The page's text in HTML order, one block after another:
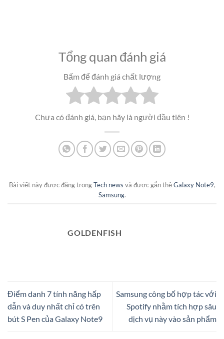
Tổng quan đánh giá
Bấm để đánh giá chất lượng
Chưa có đánh giá, bạn hãy là người đầu tiên !
Bài viết này được đăng trongTech news và được gắn thẻGalaxy Note9,
Samsung.
GOLDENFISH
Điểm danh 7 tính năng hấp
dẫn và duy nhất chỉ có trên
bút S Pen của Galaxy Note9
Samsung công bố hợp tác với
Spotify nhằm tích hợp sâu
dịch vụ này vào sản phẩm